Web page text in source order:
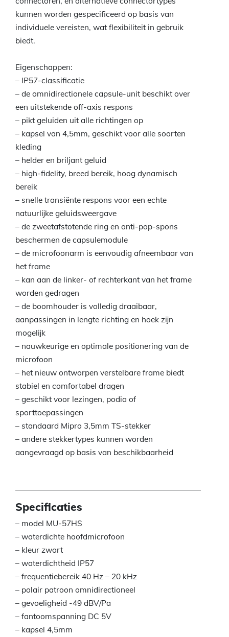
kunnen worden gespecificeerd op basis van
individuele vereisten, wat flexibiliteit in gebruik
biedt.
Eigenschappen:
– IP57-classificatie
– de omnidirectionele capsule-unit beschikt over
een uitstekende off-axis respons
– pikt geluiden uit alle richtingen op
– kapsel van 4,5mm, geschikt voor alle soorten
kleding
– helder en briljant geluid
– high-fidelity, breed bereik, hoog dynamisch
bereik
– snelle transiënte respons voor een echte
natuurlijke geluidsweergave
– de zweetafstotende ring en anti-pop-spons
beschermen de capsulemodule
– de microfoonarm is eenvoudig afneembaar van
het frame
– kan aan de linker- of rechterkant van het frame
worden gedragen
– de boomhouder is volledig draaibaar,
aanpassingen in lengte richting en hoek zijn
mogelijk
– nauwkeurige en optimale positionering van de
microfoon
– het nieuw ontworpen verstelbare frame biedt
stabiel en comfortabel dragen
– geschikt voor lezingen, podia of
sporttoepassingen
– standaard Mipro 3,5mm TS-stekker
– andere stekkertypes kunnen worden
aangevraagd op basis van beschikbaarheid
Specificaties
– model MU-57HS
– waterdichte hoofdmicrofoon
– kleur zwart
– waterdichtheid IP57
– frequentiebereik 40 Hz – 20 kHz
– polair patroon omnidirectioneel
– gevoeligheid -49 dBV/Pa
– fantoomspanning DC 5V
– kapsel 4,5mm